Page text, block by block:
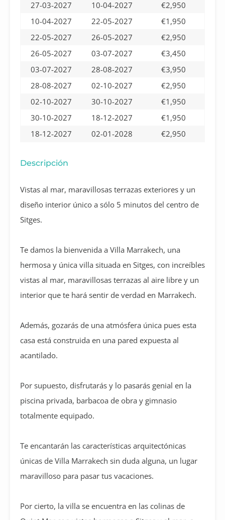
27-03-2027 10-04-2027
€2,950
10-04-2027
22-05-2027
€1,950
22-05-2027
26-05-2027
€2,950
26-05-2027
03-07-2027
€3,450
03-07-2027
28-08-2027
€3,950
28-08-2027
02-10-2027
€2,950
02-10-2027
30-10-2027
€1,950
30-10-2027
18-12-2027
€1,950
18-12-2027
02-01-2028 €2,950
Descripción
Vistas al mar, maravillosas terrazas exteriores y un
diseño interior único a sólo 5 minutos del centro de
Sitges.
Te damos la bienvenida a Villa Marrakech, una
hermosa y única villa situada en Sitges, con increíbles
vistas al mar, maravillosas terrazas al aire libre y un
interior que te hará sentir de verdad en Marrakech.
Además, gozarás de una atmósfera única pues esta
casa está construida en una pared expuesta al
acantilado.
Por supuesto, disfrutarás y lo pasarás genial en la
piscina privada, barbacoa de obra y gimnasio
totalmente equipado.
Te encantarán las características arquitectónicas
únicas de Villa Marrakech sin duda alguna, un lugar
maravilloso para pasar tus vacaciones.
Por cierto, la villa se encuentra en las colinas de